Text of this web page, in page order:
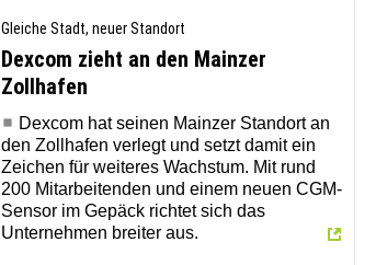
Gleiche Stadt, neuer Standort
Dexcom zieht an den Mainzer
Zollhafen
Dexcom hat seinen Mainzer Standort an
den Zollhafen verlegt und setzt damit ein
Zeichen für weiteres Wachstum. Mit rund
200 Mitarbeitenden und einem neuen CGM-
Sensor im Gepäck richtet sich das
Unternehmen breiter aus.